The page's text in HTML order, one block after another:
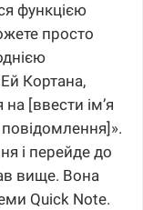
функцією
просто
Кортана,
[ввести ім’я
і перейде до
вище. Вона
Quick Note.